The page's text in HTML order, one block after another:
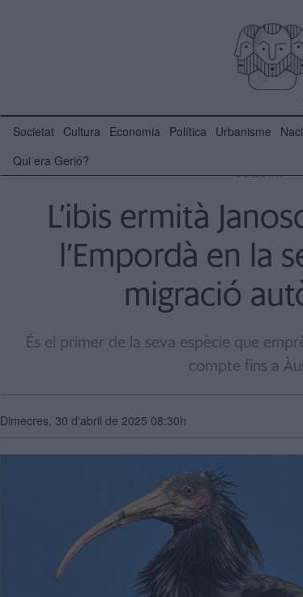
Societat Cultura Economia Política Urbanisme
Qui era Gerió?
SOCIETAT
L’ibis ermità
l’Empordà en la
migració
És el primer de la seva espècie que
compte fins a
Dimecres, 30 d'abril de 2025 08:30h